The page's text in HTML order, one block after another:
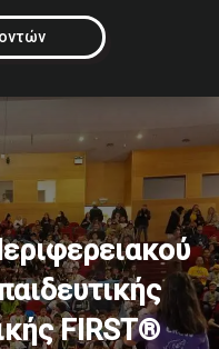
FIRST®